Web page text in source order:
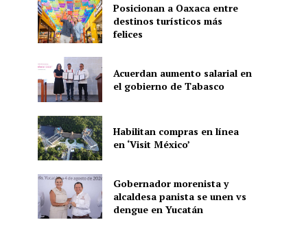
Posicionan a Oaxaca entre
destinos turísticos más
felices
Acuerdan aumento salarial en
el gobierno de Tabasco
Habilitan compras en línea
en ‘Visit México’
Gobernador morenista y
alcaldesa panista se unen vs
dengue en Yucatán